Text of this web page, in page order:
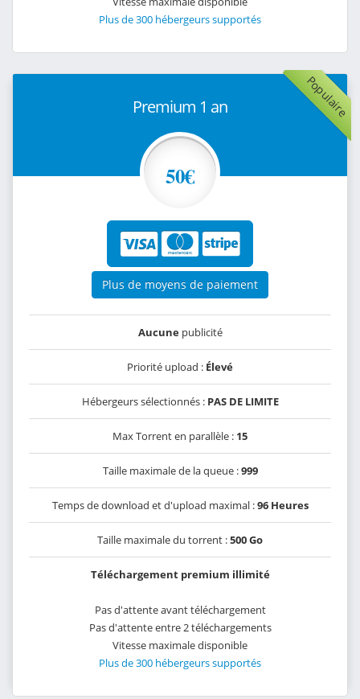
Plus de 300 hébergeurs supportés
Populaire
Premium 1 an
50€
Plus de moyens de paiement
Aucunepublicité
Priorité upload : Élevé
Hébergeurs sélectionnés : PAS DE LIMITE
Max Torrent en parallèle : 15
Taille maximale de la queue :999
Temps de download et d'upload maximal :96 Heures
Taille maximale du torrent :500 Go
Téléchargement premium illimité
Pas d'attente avant téléchargement
Pas d'attente entre 2 téléchargements
Vitesse maximale disponible
Plus de 300 hébergeurs supportés